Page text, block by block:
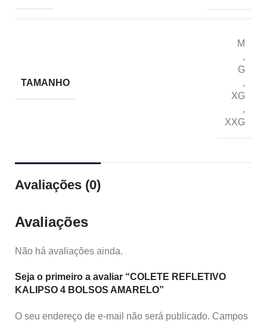
TAMANHO
M
,
G
,
XG
,
XXG
Avaliações (0)
Avaliações
Não há avaliações ainda.
Seja o primeiro a avaliar “COLETE REFLETIVO
KALIPSO 4 BOLSOS AMARELO”
O seu endereço de e-mail não será publicado. Campos